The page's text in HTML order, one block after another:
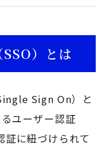
）とは
Sign On）と
ユーザー認証
証に紐づけられて